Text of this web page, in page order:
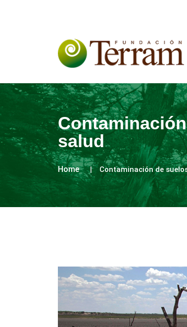
salud
Home Contaminación de